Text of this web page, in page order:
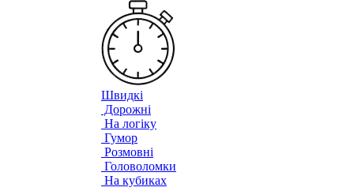
Швидкі
Дорожні
На логіку
Гумор
Розмовні
Головоломки
На кубиках